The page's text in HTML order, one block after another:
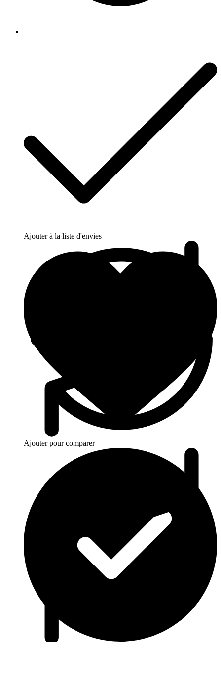
Ajouter à la liste d'envies
Ajouter pour comparer